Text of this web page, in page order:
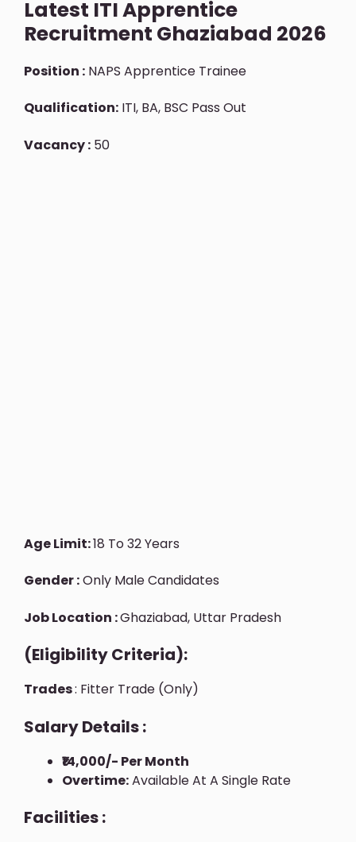
Latest ITI Apprentice
Recruitment Ghaziabad 2026
Position : NAPS Apprentice Trainee
Qualification: ITI, BA, BSC Pass Out
Vacancy : 50
Age Limit:18 To 32 Years
Gender :Only Male Candidates
Job Location :Ghaziabad, Uttar Pradesh
(Eligibility Criteria):
Trades: Fitter Trade (only)
Salary Details :
₹14,000/- Per Month
Overtime:Available At A Single Rate
Facilities :